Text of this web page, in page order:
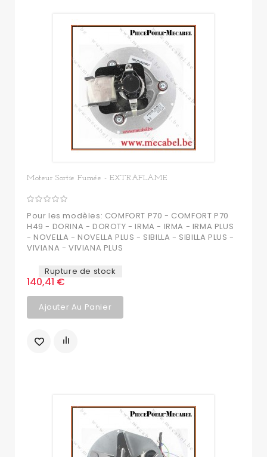
Moteur Sortie Fumée - EXTRAFLAME
Pour les modèles: COMFORT P70 - COMFORT P70
H49 - DORINA - DOROTY - IRMA - IRMA - IRMA PLUS
- NOVELLA - NOVELLA PLUS - SIBILLA - SIBILLA PLUS -
VIVIANA - VIVIANA PLUS
Rupture de stock
140,41 €
Ajouter Au Panier